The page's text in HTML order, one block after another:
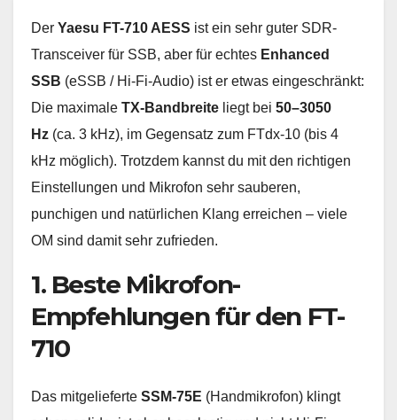
Der Yaesu FT-710 AESS ist ein sehr guter SDR-
Transceiver für SSB, aber für echtes Enhanced
SSB (eSSB / Hi-Fi-Audio) ist er etwas eingeschränkt:
Die maximale TX-Bandbreite liegt bei 50–3050
Hz (ca. 3 kHz), im Gegensatz zum FTdx-10 (bis 4
kHz möglich). Trotzdem kannst du mit den richtigen
Einstellungen und Mikrofon sehr sauberen,
punchigen und natürlichen Klang erreichen – viele
OM sind damit sehr zufrieden.
1. Beste Mikrofon-
Empfehlungen für den FT-
710
Das mitgelieferte SSM-75E (Handmikrofon) klingt